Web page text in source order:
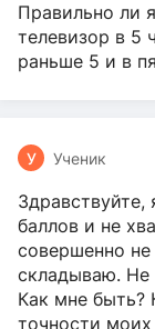
Правильно ли
телевизор в 5
раньше 5 и в
У Ученик
Здравствуйте,
баллов и не
совершенно
складываю. Не
Как мне быть?
точности моих